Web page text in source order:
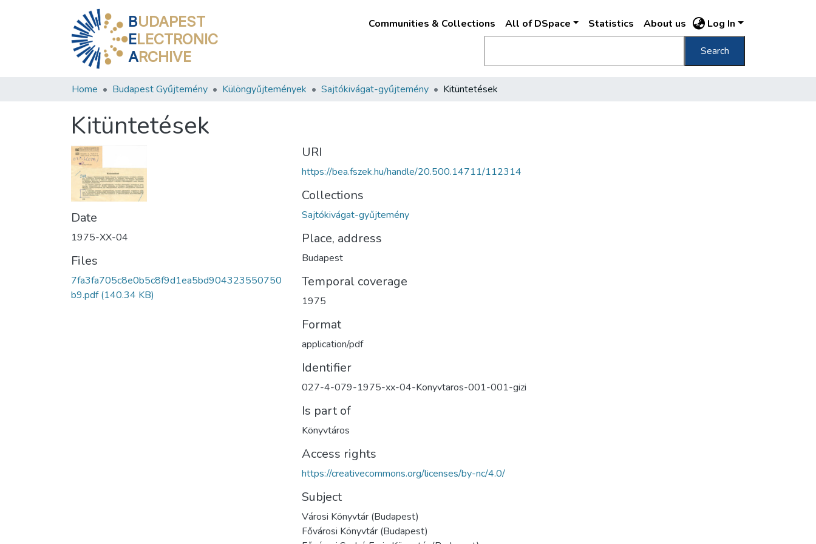
BUDAPEST
ELECTRONIC
ARCHIVE
Communities & Collections All of DSpace Statistics About us Log In
Search
Home Budapest Gyűjtemény Különgyűjtemények Sajtókivágat-gyűjtemény Kitüntetések
Kitüntetések
Date
1975-XX-04
Files
7fa3fa705c8e0b5c8f9d1ea5bd904323550750
b9.pdf(140.34 KB)
URI
https://bea.fszek.hu/handle/20.500.14711/112314
Collections
Sajtókivágat-gyűjtemény
Place, address
Budapest
Temporal coverage
1975
Format
application/pdf
Identifier
027-4-079-1975-xx-04-Konyvtaros-001-001-gizi
Is part of
Könyvtáros
Access rights
https://creativecommons.org/licenses/by-nc/4.0/
Subject
Városi Könyvtár (Budapest)
Fővárosi Könyvtár (Budapest)